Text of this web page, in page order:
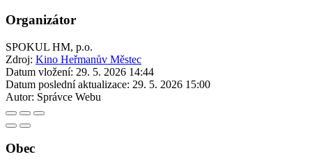
Organizátor
SPOKUL HM, p.o.
Zdroj: Kino Heřmanův Městec
Datum vložení: 29. 5. 2026 14:44
Datum poslední aktualizace: 29. 5. 2026 15:00
Autor: Správce Webu
Obec